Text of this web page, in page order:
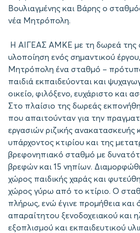
Βουλιαγμένης και Βάρης ο
νέα Μητρόπολη.
Η ΑΙΓΕΑΣ ΑΜΚΕ με τη δωρεά της
υλοποίηση ενός σημαντικού
Μητρόπολη ένα σταθμό –
παιδιά εκπαιδεύονται και
οικείο, φιλόξενο, ευχάριστο και
Στο πλαίσιο της δωρεάς
που απαιτούνταν για την
εργασιών ριζικής ανακατασκευής
υπάρχοντος κτιρίου και της
βρεφονηπιακό σταθμό με
βρεφών και 15 νηπίων.
χώρος παιδικής χαράς και
χώρος γύρω από το κτίριο. Ο
πλήρως, ενώ έγινε προμήθεια και
απαραίτητου ξενοδοχειακού και
εξοπλισμού και εκπαιδευτικού